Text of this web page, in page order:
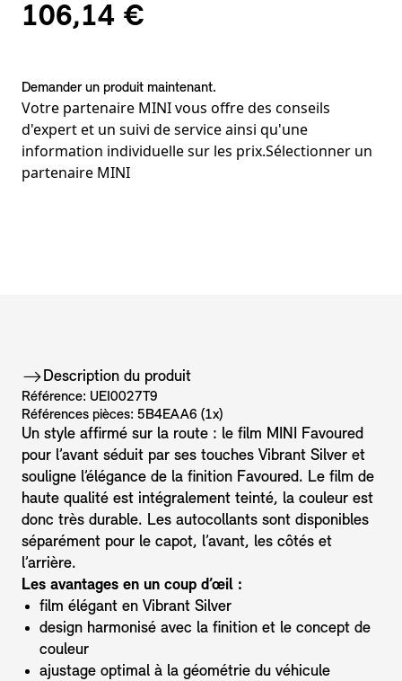
106,14 €
Demander un produit maintenant.
Votre partenaire MINI vous offre des conseils
d'expert et un suivi de service ainsi qu'une
information individuelle sur les prix.Sélectionner un
partenaire MINI
Description du produit
Référence: UEI0027T9
Références pièces: 5B4EAA6 (1x)
Un style affirmé sur la route : le film MINI Favoured
pour l’avant séduit par ses touches Vibrant Silver et
souligne l’élégance de la finition Favoured. Le film de
haute qualité est intégralement teinté, la couleur est
donc très durable. Les autocollants sont disponibles
séparément pour le capot, l’avant, les côtés et
l’arrière.
Les avantages en un coup d’œil :
film élégant en Vibrant Silver
design harmonisé avec la finition et le concept de
couleur
ajustage optimal à la géométrie du véhicule